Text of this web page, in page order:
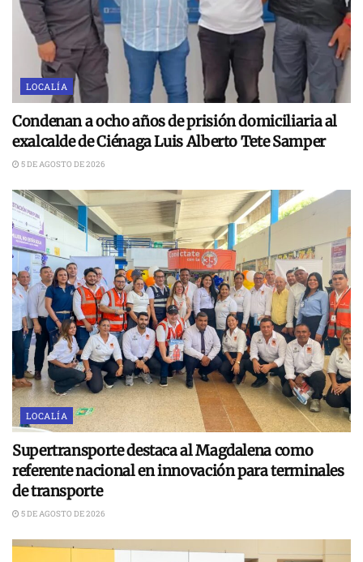
LOCALÍA
Condenan a ocho años de prisión domiciliaria al
exalcalde de Ciénaga Luis Alberto Tete Samper
5 DE AGOSTO DE 2026
LOCALÍA
Supertransporte destaca al Magdalena como
referente nacional en innovación para terminales
de transporte
5 DE AGOSTO DE 2026